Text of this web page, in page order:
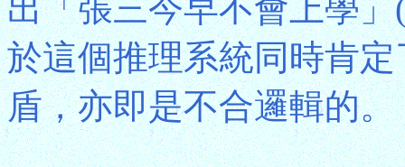
出「張三今早不會上學
於這個推理系統同時肯
盾，亦即是不合邏輯的。